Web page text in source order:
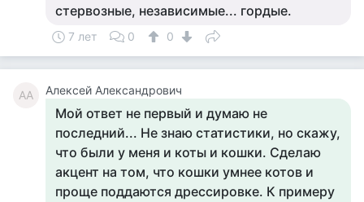
стервозные, независимые... гордые.
7 лет 0 0
АА Алексей Александрович
Мой ответ не первый и думаю не
последний... Не знаю статистики, но скажу,
что были у меня и коты и кошки. Сделаю
акцент на том, что кошки умнее котов и
проще поддаются дрессировке. К примеру